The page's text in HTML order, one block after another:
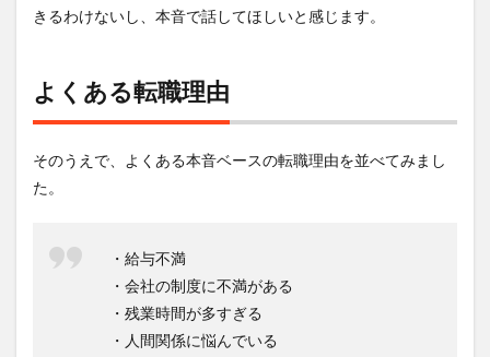
きるわけないし、本音で話してほしいと感じます。
よくある転職理由
そのうえで、よくある本音ベースの転職理由を並べてみまし
た。
・給与不満
・会社の制度に不満がある
・残業時間が多すぎる
・人間関係に悩んでいる